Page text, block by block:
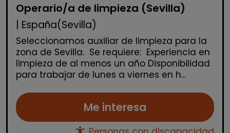
Operario/a de limpieza (Sevilla)
| España(Sevilla)
Seleccionamos auxiliar de limpieza para la
zona de Sevilla. Se requiere: Experiencia en
limpieza de al menos un año Disponibilidad
para trabajar de lunes a viernes en h...
Me interesa